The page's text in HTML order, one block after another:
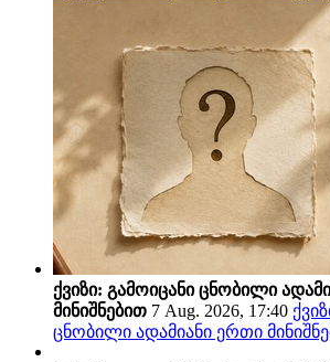
ქვიზი: გამოიცანი ცნობილი
მინიშნებით 7 Aug. 2026, 17:40
ცნობილი ადამიანი ერთი